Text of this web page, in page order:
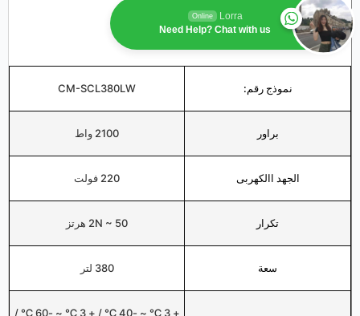
Lorra
Online
Need Help? Chat with us
نموذج رقم: CM-SCL380LW
براور 2100 واط
الجهد االكهربى 220 فولت
تكرار 2N ~ 50 هرتز
سعة 380 لتر
+ 3 ℃ ~ -40 ℃ / + 3 ℃ ~ -60 ℃ /